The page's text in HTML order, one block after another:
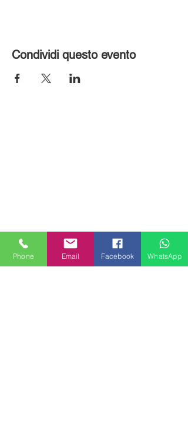
Condividi questo evento
Phone Email Facebook WhatsApp